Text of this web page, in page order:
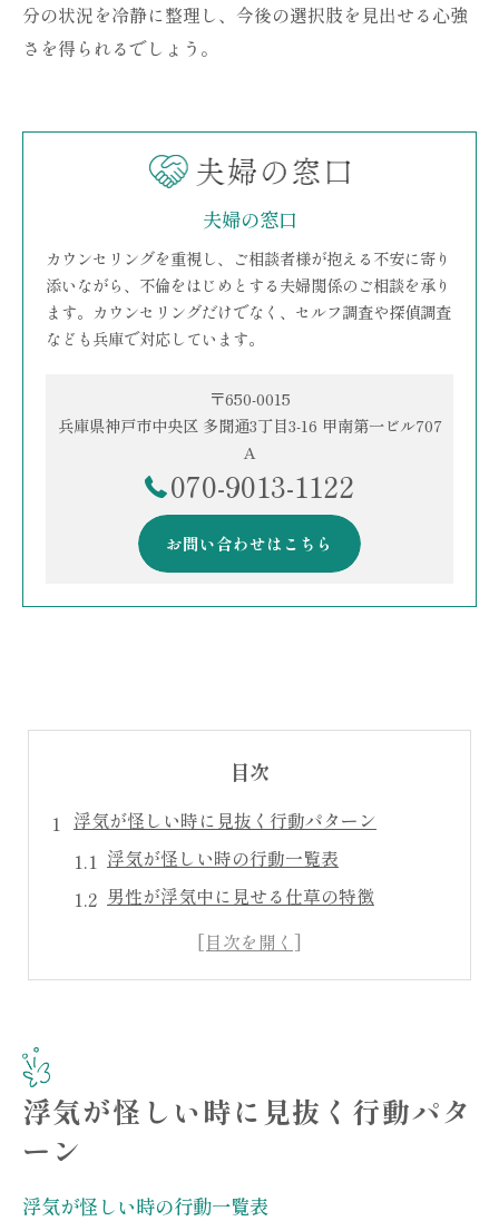
分の状況を冷静に整理し、今後の選択肢を見出せる心強
さを得られるでしょう。
夫婦の窓口
カウンセリングを重視し、ご相談者様が抱える不安に寄り
添いながら、不倫をはじめとする夫婦関係のご相談を承り
ます。カウンセリングだけでなく、セルフ調査や探偵調査
なども兵庫で対応しています。
〒650-0015
兵庫県神戸市中央区 多聞通3丁目3-16 甲南第一ビル707
A
070-9013-1122
お問い合わせはこちら
目次
浮気が怪しい時に見抜く行動パターン
浮気が怪しい時の行動一覧表
男性が浮気中に見せる仕草の特徴
スマホの扱いが変わった場合の注意点
浮気が怪しい時の行動パターンを分析
SNSで浮気のサインを見抜く方法
浮気が怪しい時に見抜く行動パタ
ーン
浮気が怪しい時の行動一覧表